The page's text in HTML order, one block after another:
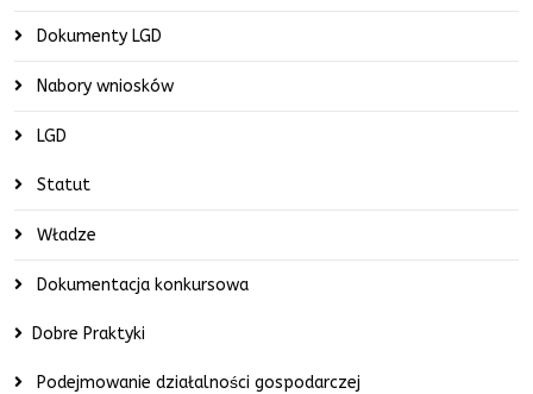
Dokumenty LGD
Nabory wniosków
LGD
Statut
Władze
Dokumentacja konkursowa
Dobre Praktyki
Podejmowanie działalności gospodarczej